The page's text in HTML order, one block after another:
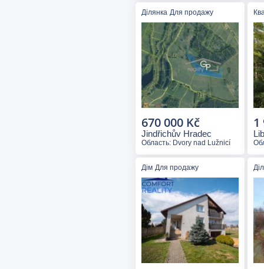
Ділянка Для продажу
Jindřichův Hradec
670 000 Kč
Область: Dvory nad Lužnicí
1
Дім Для продажу